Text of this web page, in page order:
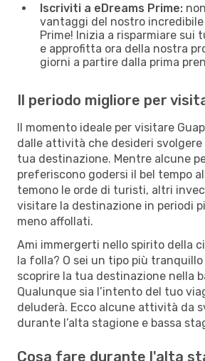
Iscriviti a eDreams Prime:
vantaggi del nostro
Prime! Inizia a risparmiare sui
e approfitta ora della nostra
giorni a partire dalla prima
Il periodo migliore per
Il momento ideale per visitare
dalle attività che desideri svolgere
tua destinazione. Mentre alcune
preferiscono godersi il bel tempo
temono le orde di turisti, altri
visitare la destinazione in periodi
meno affollati.
Ami immergerti nello spirito della
la folla? O sei un tipo più
scoprire la tua destinazione nella
Qualunque sia l’intento del tuo
deluderà. Ecco alcune attività da
durante l’alta stagione e bassa
Cosa fare durante l'alta